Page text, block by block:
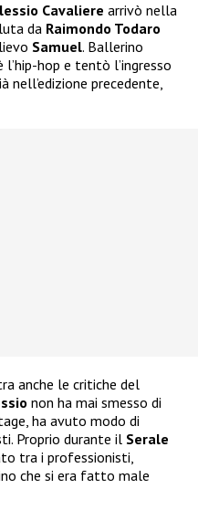
Cavaliere arrivò nella
da Raimondo Todaro
Samuel. Ballerino
hop e tentò l’ingresso
nell’edizione precedente,
anche le critiche del
non ha mai smesso di
ha avuto modo di
Proprio durante il Serale
tra i professionisti,
che si era fatto male